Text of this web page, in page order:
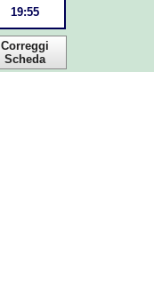
19:55
Correggi
Scheda